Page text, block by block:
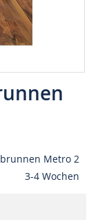
Metro 2
3-4 Wochen